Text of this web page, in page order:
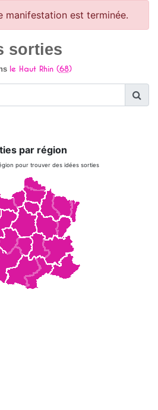
manifestation est terminée.
sorties
le Haut Rhin (68)
par région
pour trouver des idées sorties